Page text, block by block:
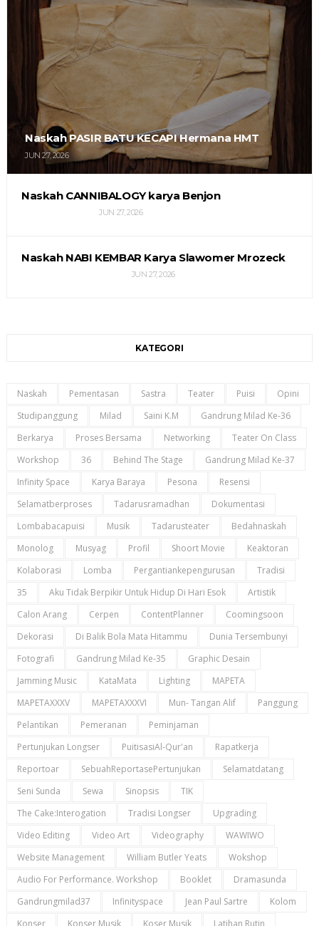
Naskah PASIR BATU KECAPI Hermana HMT
JUN 27, 2026
Naskah CANNIBALOGY karya Benjon
JUN 27, 2026
Naskah NABI KEMBAR Karya Slawomer Mrozeck
JUN 27, 2026
KATEGORI
Naskah Pementasan Sastra Teater Puisi
Opini
Studipanggung
Milad Saini K.m
Gandrung Milad Ke-36
Berkarya
Proses Bersama Networking
Teater On Class
Workshop
36 Behind The Stage
Gandrung Milad Ke-37
Infinity Space
Karya Baraya Pesona
Resensi
Selamatberproses
Tadarusramadhan
Dokumentasi
Lombabacapuisi
Musik Tadarusteater
Bedahnaskah
Monolog
Musyag Profil Shoort Movie
Keaktoran
Kolaborasi
Lomba Pergantiankepengurusan
Tradisi
35
Aku Tidak Berpikir Untuk Hidup Di Hari Esok
Artistik
Calon Arang
Cerpen ContentPlanner
Coomingsoon
Dekorasi
Di Balik Bola Mata Hitammu
Dunia Tersembunyi
Fotografi
Gandrung Milad Ke-35
Graphic Desain
Jamming Music
KataMata Lighting
MAPETA
MAPETAXXXV
MAPETAXXXVI Mun- Tangan Alif
Panggung
Pelantikan
Pemeranan
Peminjaman
Pertunjukan Longser
PuitisasiAl-Qur'an
Rapatkerja
Reportoar
SebuahReportasePertunjukan
Selamatdatang
Seni Sunda
Sewa Sinopsis
TIK
The Cake:Interogation
Tradisi Longser
Upgrading
Video Editing
Video Art Videography
WAWIWO
Website Management
William Butler Yeats
Wokshop
Audio For Performance. Workshop
Booklet
Dramasunda
Gandrungmilad37
Infinityspace Jean Paul Sartre
Kolom
Konser
Konser Musik Koser Musik
Latihan Rutin